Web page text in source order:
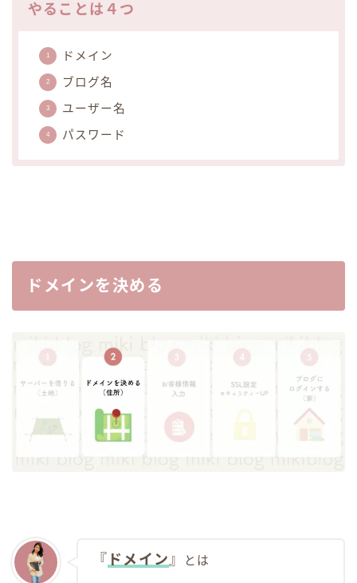
やることは４つ
ドメイン
ブログ名
ユーザー名
パスワード
ドメインを決める
『 ドメイン』 とは